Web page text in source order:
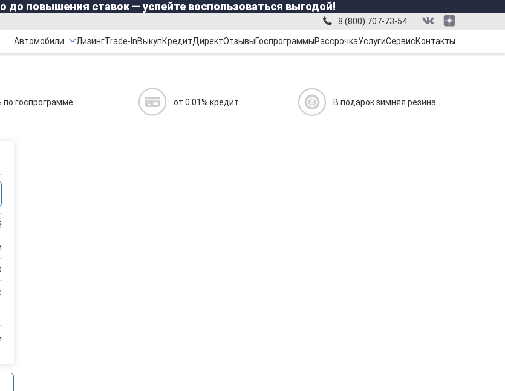
до повышения ставок — успейте воспользоваться выгодой!
8 (800) 707-73-54
Автомобили ЛизингTrade-InВыкупКредитДиректОтзывыГоспрограммыРассрочкаУслугиСервисКонтакты
по госпрограмме от 0.01% кредит В подарок зимняя резина